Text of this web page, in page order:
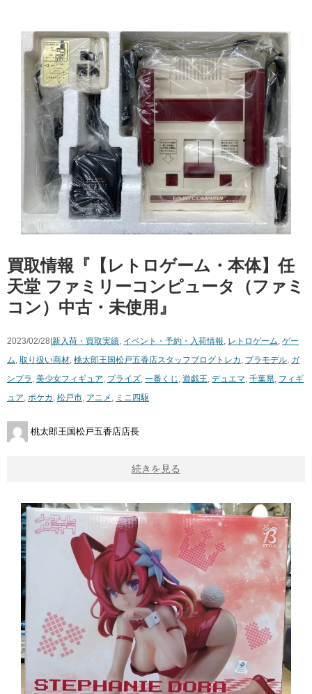
買取情報『【レトロゲーム・本体】任
天堂 ファミリーコンピュータ（ファミ
コン）中古・未使用』
2023/02/28| 新入荷・買取実績, イベント・予約・入荷情報, レトロゲーム, ゲー
ム, 取り扱い商材, 桃太郎王国松戸五香店スタッフブログ トレカ , プラモデル, ガ
ンプラ , 美少女フィギュア, プライズ, 一番くじ , 遊戯王, デュエマ, 千葉県, フィギ
ュア, ポケカ , 松戸市, アニメ , ミニ四駆
桃太郎王国松戸五香店店長
続きを見る